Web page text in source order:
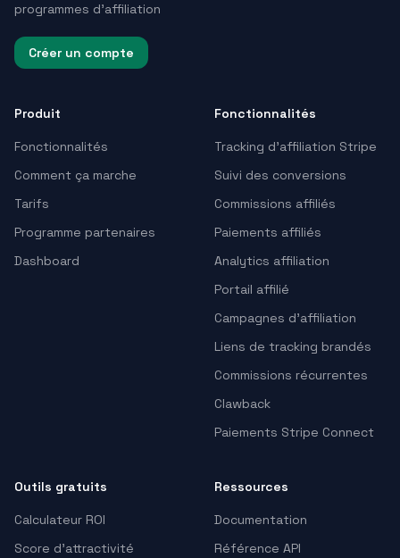
programmes d'affiliation
Créer un compte
Produit
Fonctionnalités
Comment ça marche
Tarifs
Programme partenaires
Dashboard
Fonctionnalités
Tracking d’affiliation Stripe
Suivi des conversions
Commissions affiliés
Paiements affiliés
Analytics affiliation
Portail affilié
Campagnes d’affiliation
Liens de tracking brandés
Commissions récurrentes
Clawback
Paiements Stripe Connect
Outils gratuits
Calculateur ROI
Score d'attractivité
Ressources
Documentation
Référence API